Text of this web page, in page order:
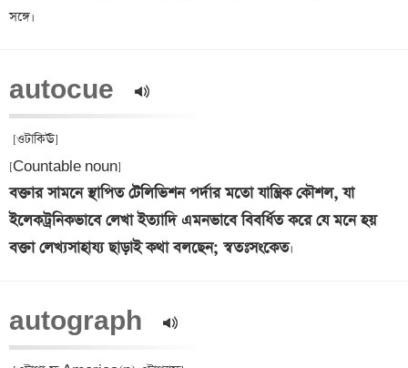
autocue
[ওটাকিঊ]
বক্তার সামনে স্থাপিত টেলিভিশন পর্দার মতো যান্ত্রিক কৌশল, যা
ইলেকট্রনিকভাবে লেখা ইত্যাদি এমনভাবে বিবর্ধিত করে যে মনে হয়
বক্তা লেখ্যসাহায্য ছাড়াই কথা বলছেন; স্বতঃসংকেত
autograph